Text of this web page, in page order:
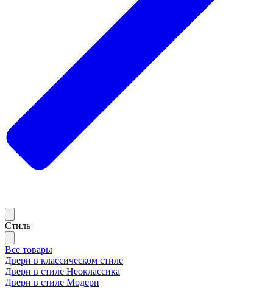
Стиль
Все товары
Двери в классическом стиле
Двери в стиле Неоклассика
Двери в стиле Модерн